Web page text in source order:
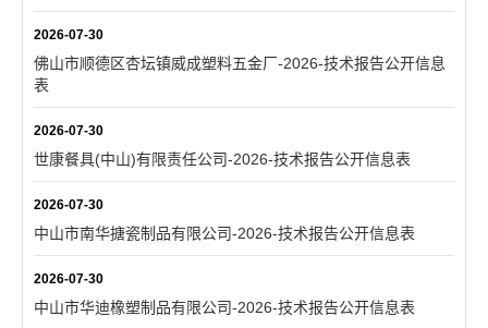
2026-07-30
佛山市顺德区杏坛镇威成塑料五金厂-2026-技术报告公开信息
表
2026-07-30
世康餐具(中山)有限责任公司-2026-技术报告公开信息表
2026-07-30
中山市南华搪瓷制品有限公司-2026-技术报告公开信息表
2026-07-30
中山市华迪橡塑制品有限公司-2026-技术报告公开信息表